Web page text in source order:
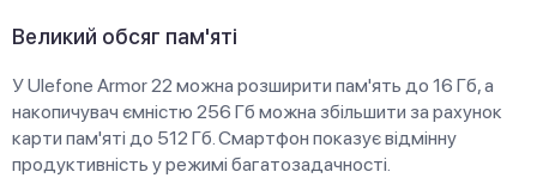
Великий обсяг пам'яті
У Ulefone Armor 22 можна розширити пам'ять до 16 Гб, а
накопичувач ємністю 256 Гб можна збільшити за рахунок
карти пам'яті до 512 Гб. Смартфон показує відмінну
продуктивність у режимі багатозадачності.